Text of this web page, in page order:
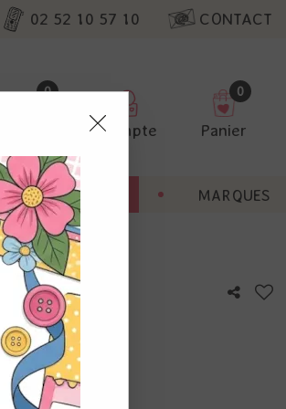
02 52 10 57 10 CONTACT
0
Compte
0
Panier
BONNES AFFAIRES MARQUES